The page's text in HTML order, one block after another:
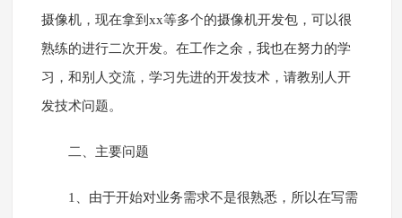
摄像机，现在拿到xx等多个的摄像机开发包，可以很
熟练的进行二次开发。在工作之余，我也在努力的学
习，和别人交流，学习先进的开发技术，请教别人开
发技术问题。
二、主要问题
1、由于开始对业务需求不是很熟悉，所以在写需